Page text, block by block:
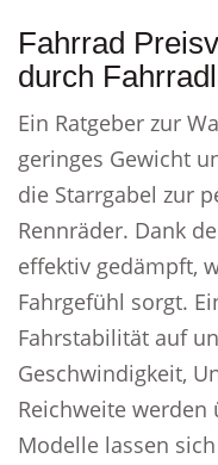
Fahrrad
durch
Ein Ratgeber zur
geringes Gewicht
die Starrgabel zur
Rennräder. Dank
effektiv gedämpft,
Fahrgefühl sorgt.
Fahrstabilität auf
Geschwindigkeit,
Reichweite werden
Modelle lassen